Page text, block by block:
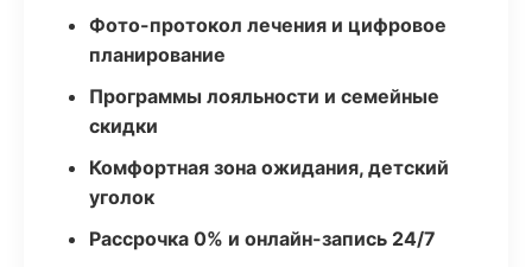
Фото-протокол лечения и цифровое
планирование
Программы лояльности и семейные
скидки
Комфортная зона ожидания, детский
уголок
Рассрочка 0% и онлайн-запись 24/7